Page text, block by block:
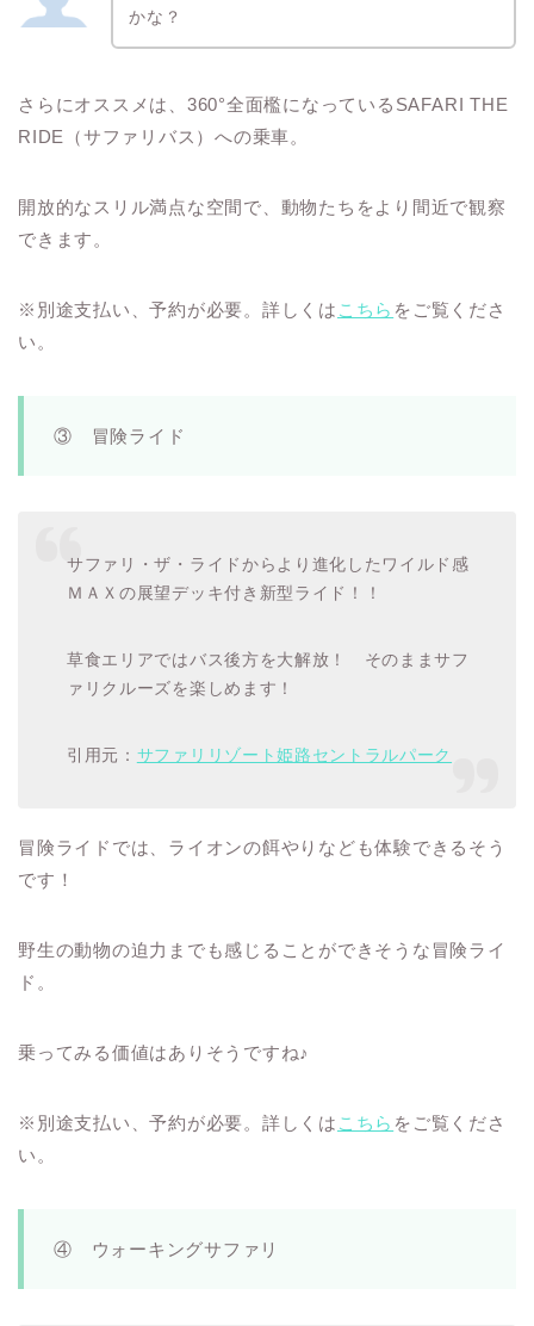
かな？
さらにオススメは、360°全面檻になっているSAFARI THE
RIDE（サファリバス）への乗車。
開放的なスリル満点な空間で、動物たちをより間近で観察
できます。
※別途支払い、予約が必要。詳しくは こちら をご覧くださ
い。
③ 冒険ライド
サファリ・ザ・ライドからより進化したワイルド感
ＭＡＸの展望デッキ付き新型ライド！！
草食エリアではバス後方を大解放！ そのままサフ
ァリクルーズを楽しめます！
引用元： サファリリゾート姫路セントラルパーク
冒険ライドでは、ライオンの餌やりなども体験できるそう
です！
野生の動物の迫力までも感じることができそうな冒険ライ
ド。
乗ってみる価値はありそうですね♪
※別途支払い、予約が必要。詳しくは こちら をご覧くださ
い。
④ ウォーキングサファリ